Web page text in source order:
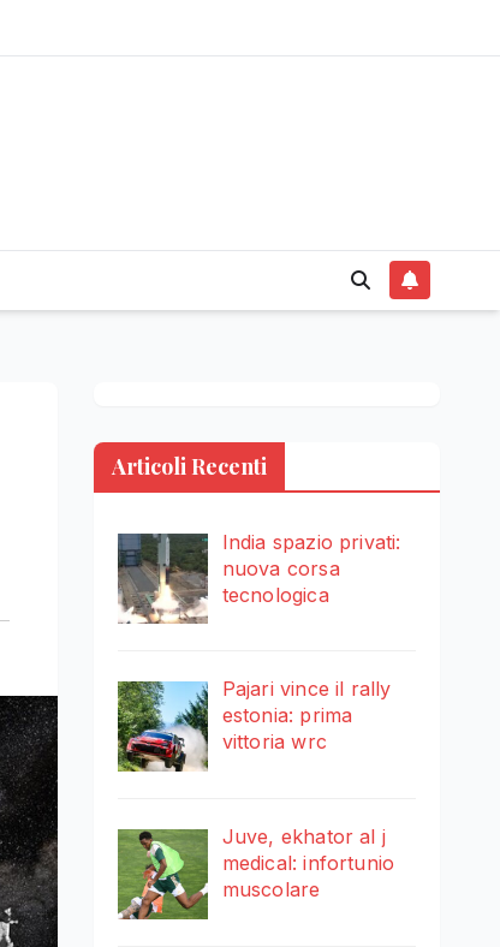
Articoli Recenti
India spazio privati:
nuova corsa
tecnologica
Pajari vince il rally
estonia: prima
vittoria wrc
Juve, ekhator al j
medical: infortunio
muscolare